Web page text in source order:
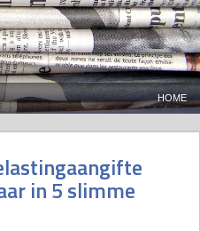
HOME
in 5 slimme